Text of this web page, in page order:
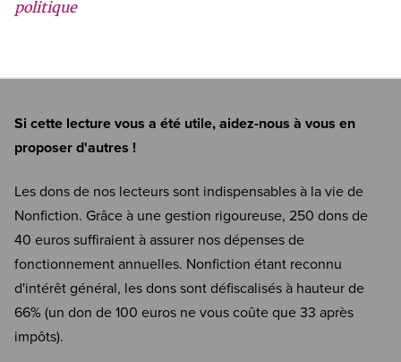
politique
Si cette lecture vous a été utile, aidez-nous à vous en
proposer d'autres !
Les dons de nos lecteurs sont indispensables à la vie de
Nonfiction. Grâce à une gestion rigoureuse, 250 dons de
40 euros suffiraient à assurer nos dépenses de
fonctionnement annuelles. Nonfiction étant reconnu
d'intérêt général, les dons sont défiscalisés à hauteur de
66% (un don de 100 euros ne vous coûte que 33 après
impôts).